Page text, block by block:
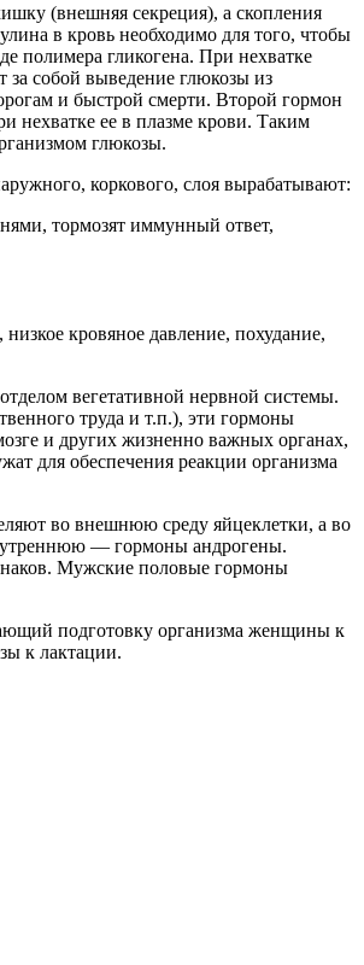
(внешняя секреция), а скопления
в кровь необходимо для того, чтобы
полимера гликогена. При нехватке
за собой выведение глюкозы из
и быстрой смерти. Второй гормон
нехватке ее в плазме крови. Таким
глюкозы.
коркового, слоя вырабатывают:
тормозят иммунный ответ,
кровяное давление, похудание,
вегетативной нервной системы.
труда и т.п.), эти гормоны
и других жизненно важных органах,
для обеспечения реакции организма
во внешнюю среду яйцеклетки, а во
— гормоны андрогены.
Мужские половые гормоны
подготовку организма женщины к
к лактации.